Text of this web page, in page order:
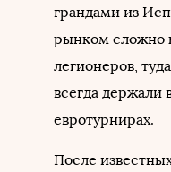
грандами из
рынком сложно
легионеров,
всегда держали
евротурнирах.
После